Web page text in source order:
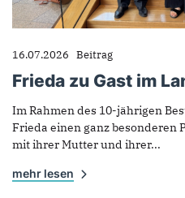
16.07.2026 Beitrag
Frieda zu Gast im
Im Rahmen des 10-jährigen
Frieda einen ganz besonderen
mit ihrer Mutter und ihrer...
mehr lesen